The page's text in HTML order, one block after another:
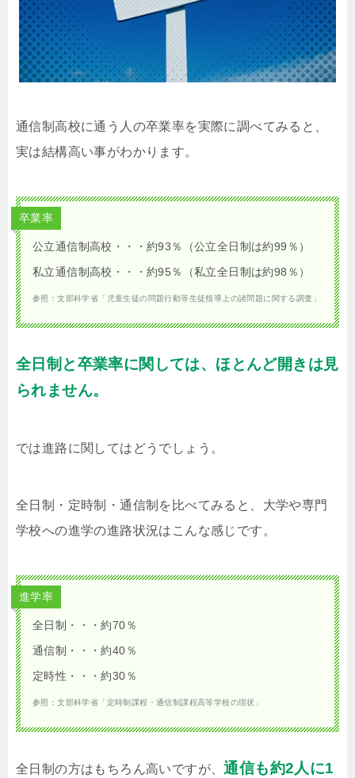
通信制高校に通う人の卒業率を実際に調べてみると、
実は結構高い事がわかります。
卒業率
公立通信制高校・・・約93％（公立全日制は約99％）
私立通信制高校・・・約95％（私立全日制は約98％）
参照：文部科学省「児童生徒の問題行動等生徒指導上の諸問題に関する調査」
全日制と卒業率に関しては、ほとんど開きは見
られません。
では進路に関してはどうでしょう。
全日制・定時制・通信制を比べてみると、大学や専門
学校への進学の進路状況はこんな感じです。
進学率
全日制・・・約70％
通信制・・・約40％
定時性・・・約30％
参照：文部科学省「定時制課程・通信制課程高等学校の現状」
全日制の方はもちろん高いですが、通信も約2人に1